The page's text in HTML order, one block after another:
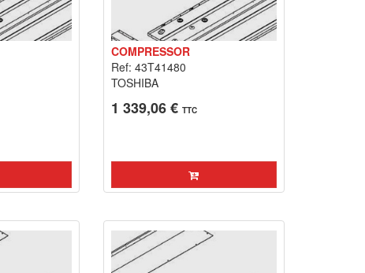
COMPRESSOR
Ref: 43T41480
TOSHIBA
1 339,06 € TTC